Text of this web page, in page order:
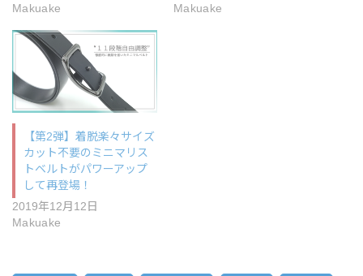
Makuake
Makuake
【第2弾】着脱楽々サイズ
カット不要のミニマリス
トベルトがパワーアップ
して再登場！
2019年12月12日
Makuake